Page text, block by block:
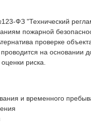
ФЗ "Технический
пожарной
проверке
на основании
риска.
и временного